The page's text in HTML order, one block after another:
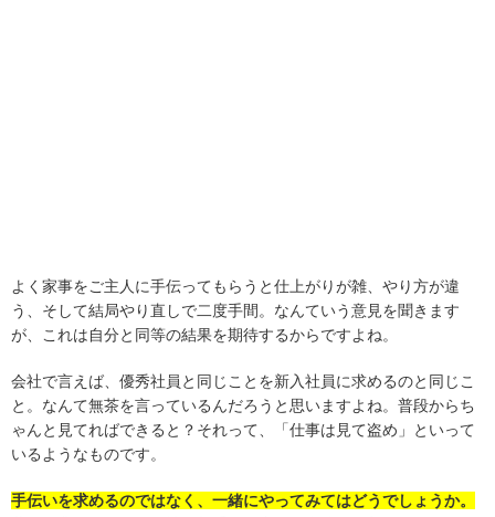
よく家事をご主人に手伝ってもらうと仕上がりが雑、やり方が違
う、そして結局やり直しで二度手間。なんていう意見を聞きます
が、これは自分と同等の結果を期待するからですよね。
会社で言えば、優秀社員と同じことを新入社員に求めるのと同じこ
と。なんて無茶を言っているんだろうと思いますよね。普段からち
ゃんと見てればできると？それって、「仕事は見て盗め」といって
いるようなものです。
手伝いを求めるのではなく、一緒にやってみてはどうでしょうか。